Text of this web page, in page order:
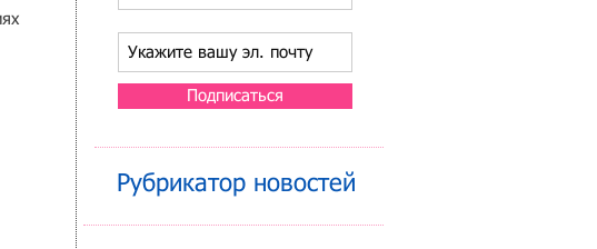
Подписаться
Рубрикатор новостей